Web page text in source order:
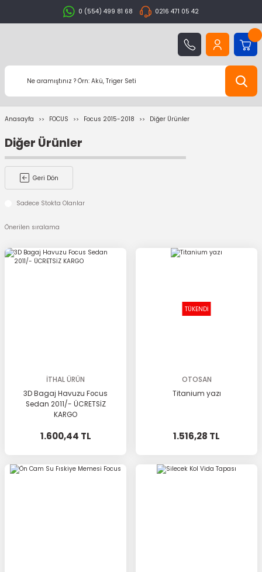
0 (554) 499 81 68 0216 471 05 42
Anasayfa FOCUS Focus 2015-2018 Diğer Ürünler
Diğer Ürünler
Geri Dön
Sadece Stokta Olanlar
İTHAL ÜRÜN
3D Bagaj Havuzu Focus
Sedan 2011/- ÜCRETSİZ
KARGO
1.600,44 TL
TÜKENDİ
OTOSAN
Titanium yazı
1.516,28 TL